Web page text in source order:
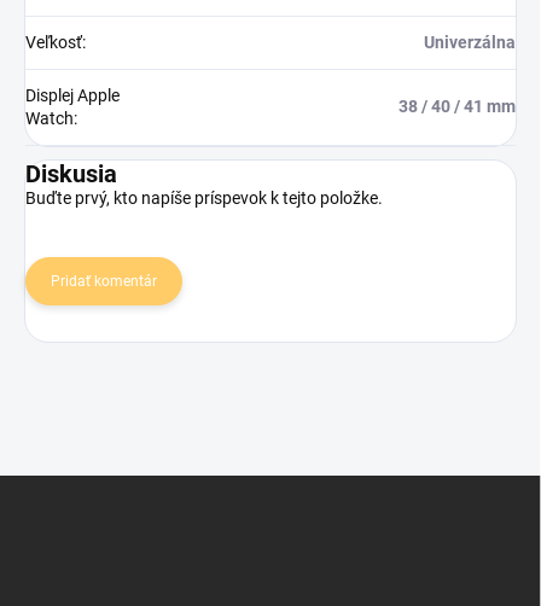
Veľkosť: Univerzálna
Displej Apple
Watch:
38 / 40 / 41 mm
Diskusia
Buďte prvý, kto napíše príspevok k tejto položke.
Pridať komentár